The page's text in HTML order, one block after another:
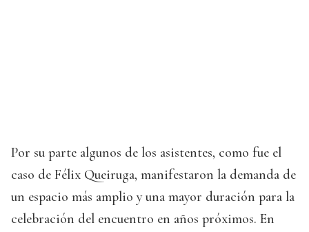
Por su parte algunos de los asistentes, como fue el
caso de Félix Queiruga, manifestaron la demanda de
un espacio más amplio y una mayor duración para la
celebración del encuentro en años próximos. En